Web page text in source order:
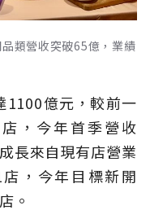
類營收突破65億，業績
1100億元，較前一
，今年首季營收
長來自現有店營業
，今年目標新開
。